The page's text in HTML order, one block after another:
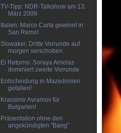
TV-Tipp: NDR-Talkshow am 13.
März 2009
Italien: Marco Carta gewinnt in
San Remo!
Slowakei: Dritte Vorrunde auf
morgen verschoben
El Retorno: Soraya Arnelas
dominiert zweite Vorrunde
Entscheidung in Mazedonien
gefallen!
Krassimir Avramov für
Bulgarien!
Präsentation ohne den
angekündigten "Bang"